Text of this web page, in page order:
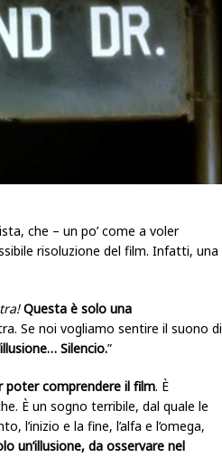
che – un po’ come a voler
risoluzione del film. Infatti, una
Questa è solo una
Se noi vogliamo sentire il suono di
Silencio.”
poter comprendere il film. È
È un sogno terribile, dal quale le
l’inizio e la fine, l’alfa e l’omega,
un’illusione, da osservare nel